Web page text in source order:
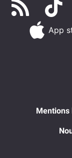
App
Mentions